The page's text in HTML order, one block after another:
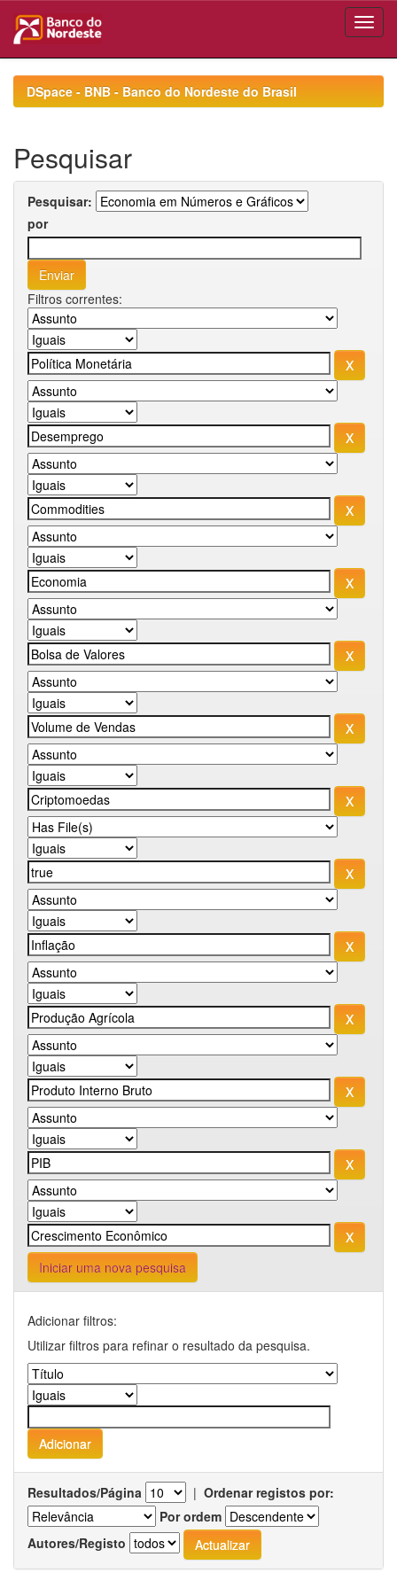
navigationDSpace - BNB - Banco do Nordeste do Brasil
Pesquisar
Pesquisar:
por
Filtros correntes:
Iniciar uma nova pesquisa
Adicionar filtros:
Utilizar filtros para refinar o resultado da pesquisa.
Resultados/Página | Ordenar registos por:
Por ordem
Autores/Registo